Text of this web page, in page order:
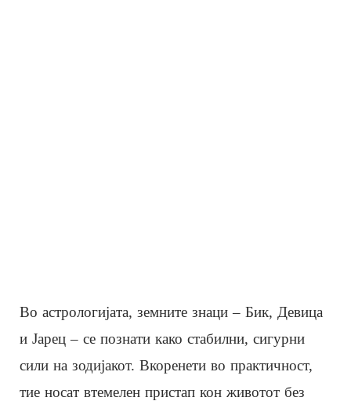
Во астрологијата, земните знаци – Бик, Девица
и Јарец – се познати како стабилни, сигурни
сили на зодијакот. Вкоренети во практичност,
тие носат втемелен пристап кон животот без